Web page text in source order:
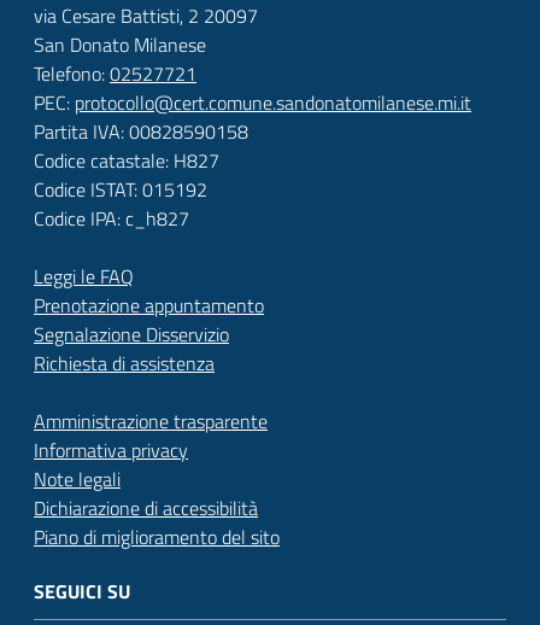
via Cesare Battisti, 2 20097
San Donato Milanese
Telefono:02527721
PEC: protocollo@cert.comune.sandonatomilanese.mi.it
Partita IVA: 00828590158
Codice catastale: H827
Codice ISTAT: 015192
Codice IPA: c_h827
Leggi le FAQ
Prenotazione appuntamento
Segnalazione Disservizio
Richiesta di assistenza
Amministrazione trasparente
Informativa privacy
Note legali
Dichiarazione di accessibilità
Piano di miglioramento del sito
SEGUICI SU